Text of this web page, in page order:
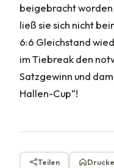
beigebracht worden
ließ sie sich nicht
6:6 Gleichstand
im Tiebreak den
Satzgewinn und
Hallen-Cup“!
Teilen